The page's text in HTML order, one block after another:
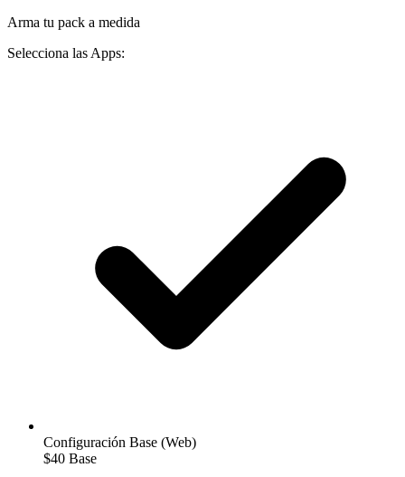
Arma tu pack a medida
Selecciona las Apps:
Configuración Base (Web)
$40 Base